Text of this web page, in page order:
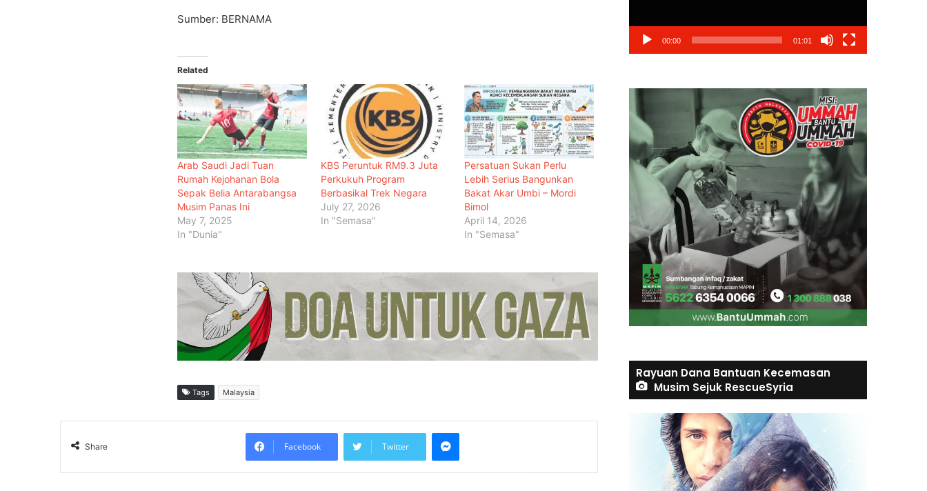
Sumber: BERNAMA
Related
Arab Saudi Jadi Tuan
Rumah Kejohanan Bola
Sepak Belia Antarabangsa
Musim Panas Ini
May 7, 2025
In "Dunia"
KBS Peruntuk RM9.3 Juta
Perkukuh Program
Berbasikal Trek Negara
July 27, 2026
In "Semasa"
Persatuan Sukan Perlu
Lebih Serius Bangunkan
Bakat Akar Umbi – Mordi
Bimol
April 14, 2026
In "Semasa"
Tags Malaysia
Share Facebook Twitter
Menteri Arab dan Islam Bersetuju
Dokumentasi Pelanggaran Israel di
Baitulmaqdis Timur
Hampir 20 Negara Islam
Pertimbang Tindakan Kolektif
Tangani Pelanggaran Israel di Al-
Penduduk Berpindah Keluar
Mesir Desak Pembukaan
Sempadan Rafah, Israel Tegas
00:00 01:01
Rayuan Dana Bantuan Kecemasan
Musim Sejuk RescueSyria